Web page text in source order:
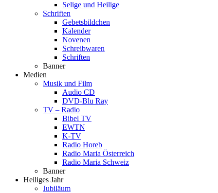
Selige und Heilige
Schriften
Gebetsbildchen
Kalender
Novenen
Schreibwaren
Schriften
Banner
Medien
Musik und Film
Audio CD
DVD-Blu Ray
TV – Radio
Bibel TV
EWTN
K-TV
Radio Horeb
Radio Maria Österreich
Radio Maria Schweiz
Banner
Heiliges Jahr
Jubiläum